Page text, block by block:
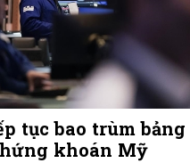
tục bao trùm bảng
khoán Mỹ